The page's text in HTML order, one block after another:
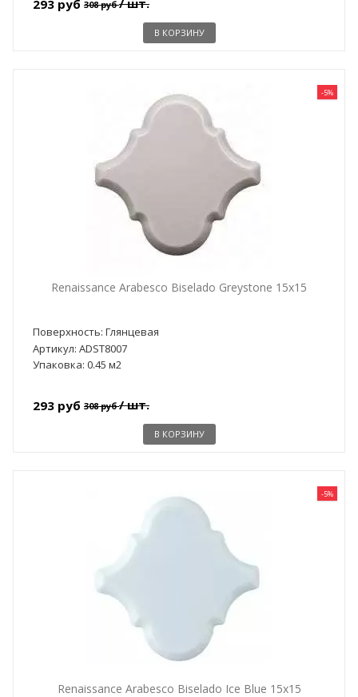
293 руб 308 руб
В КОРЗИНУ
-5%
Renaissance Arabesco Biselado Greystone 15x15
Поверхность: Глянцевая
Артикул: ADST8007
Упаковка: 0.45 м2
293 руб 308 руб/ шт.
В КОРЗИНУ
-5%
Renaissance Arabesco Biselado Ice Blue 15x15